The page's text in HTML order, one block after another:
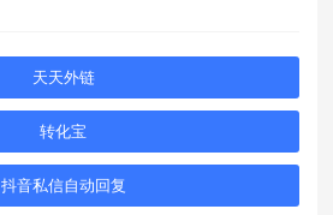
天天外链
转化宝
抖音私信自动回复